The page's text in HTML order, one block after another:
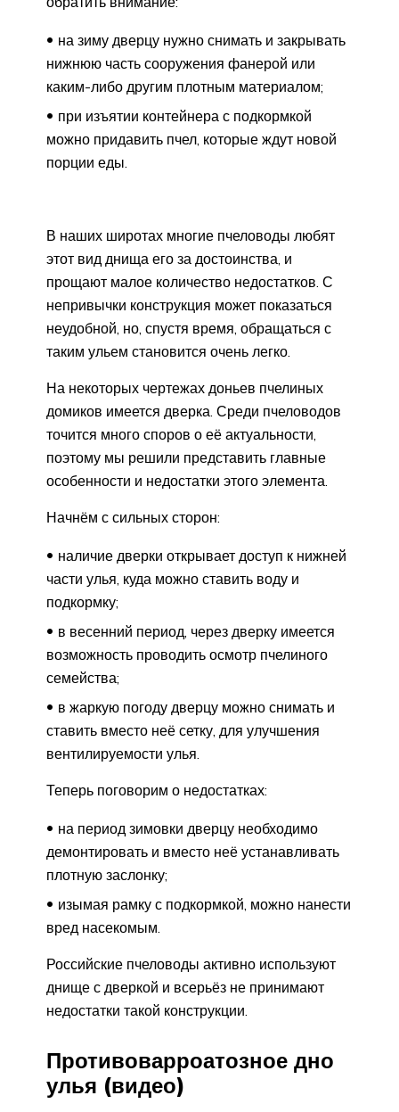
на зиму дверцу нужно снимать и закрывать
нижнюю часть сооружения фанерой или
каким-либо другим плотным материалом;
при изъятии контейнера с подкормкой
можно придавить пчел, которые ждут новой
порции еды.
В наших широтах многие пчеловоды любят
этот вид днища его за достоинства, и
прощают малое количество недостатков. С
непривычки конструкция может показаться
неудобной, но, спустя время, обращаться с
таким ульем становится очень легко.
На некоторых чертежах доньев пчелиных
домиков имеется дверка. Среди пчеловодов
точится много споров о её актуальности,
поэтому мы решили представить главные
особенности и недостатки этого элемента.
Начнём с сильных сторон:
наличие дверки открывает доступ к нижней
части улья, куда можно ставить воду и
подкормку;
в весенний период, через дверку имеется
возможность проводить осмотр пчелиного
семейства;
в жаркую погоду дверцу можно снимать и
ставить вместо неё сетку, для улучшения
вентилируемости улья.
Теперь поговорим о недостатках:
на период зимовки дверцу необходимо
демонтировать и вместо неё устанавливать
плотную заслонку;
изымая рамку с подкормкой, можно нанести
вред насекомым.
Российские пчеловоды активно используют
днище с дверкой и всерьёз не принимают
недостатки такой конструкции.
Противоварроатозное дно
улья (видео)